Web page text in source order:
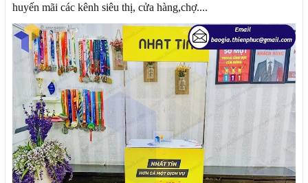
huyến mãi các kênh siêu thị, cửa hàng,chợ....